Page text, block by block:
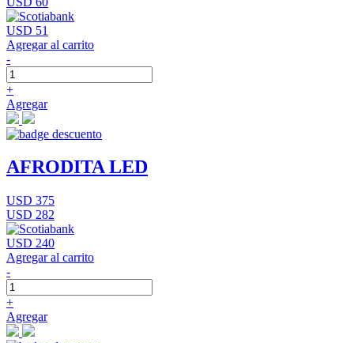
USD 51
Agregar al carrito
-
+
Agregar
AFRODITA LED
USD 375
USD 282
USD 240
Agregar al carrito
-
+
Agregar